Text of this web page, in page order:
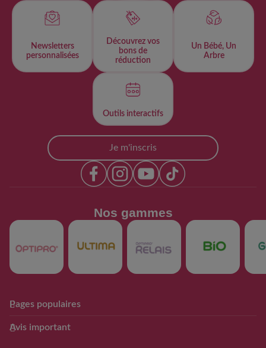
Newsletters
personnalisées​
Découvrez vos
bons de
réduction
Un Bébé, Un
Arbre
Outils interactifs​
Je m'inscris
Nos gammes​
Pages populaires
Avantage Club bébé & moi
Avis important